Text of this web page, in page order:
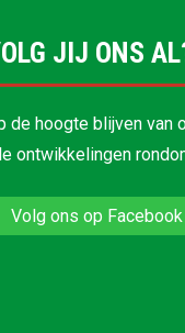
JIJ ONS
de hoogte blijven van
ontwikkelingen
Volg ons op Facebook